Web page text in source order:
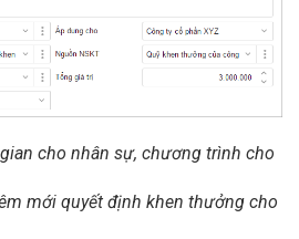
cho nhân sự, chương trình cho
mới quyết định khen thưởng cho